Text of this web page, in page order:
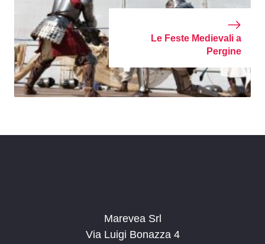
Le Feste Medievali a
Pergine
Marevea Srl
Via Luigi Bonazza 4